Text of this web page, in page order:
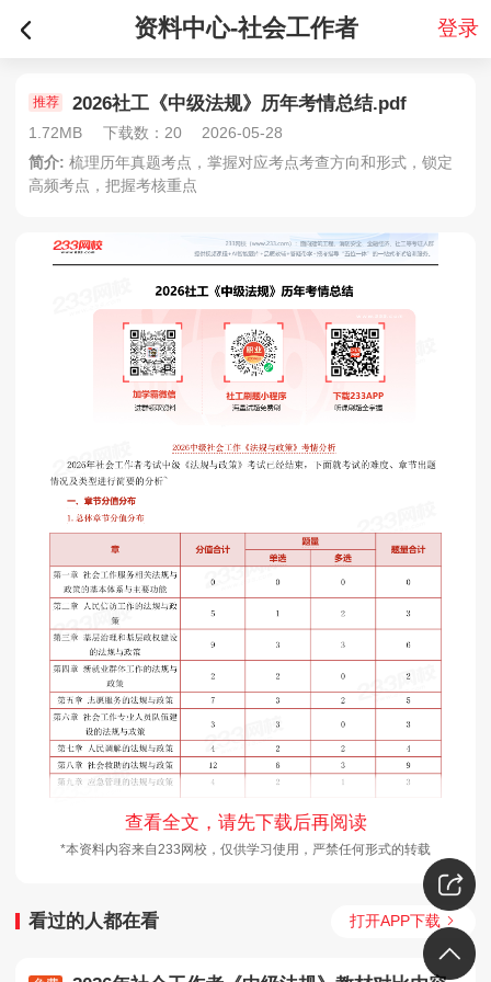
资料中心-社会工作者 登录
推荐 2026社工《中级法规》历年考情总结.pdf
1.72MB 下载数：20
2026-05-28
简介:梳理历年真题考点，掌握对应考点考查方向和形式，锁定
高频考点，把握考核重点
查看全文，请先下载后再阅读
*本资料内容来自233网校，仅供学习使用，严禁任何形式的转载
看过的人都在看 打开APP下载